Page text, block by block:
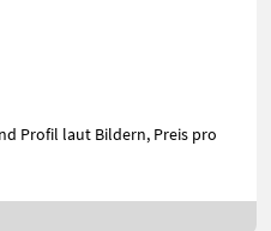
Profil laut Bildern, Preis pro